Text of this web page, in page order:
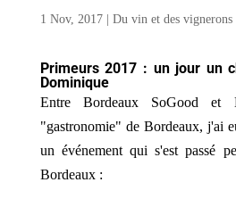
1 Nov, 2017| Du vin et des vignerons
Primeurs 2017 : un jour un
Dominique
Entre Bordeaux SoGood et
"gastronomie" de Bordeaux, j'ai
un événement qui s'est passé
Bordeaux :